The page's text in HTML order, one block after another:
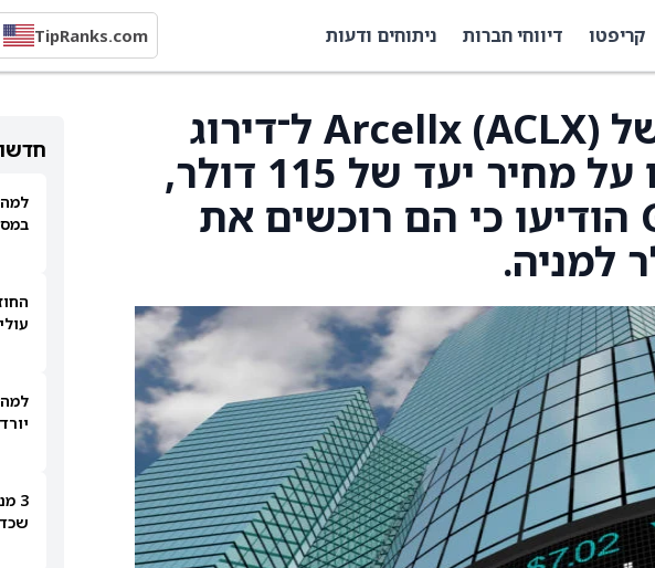
קריפטו דיווחי חברות ניתוחים ודעות TipRanks.com
Citi הורידו את דירוגה של Arcellx (ACLX) ל־דירוג
החזקה מ”קנייה” ושמרו על מחיר יעד של 115 דולר,
לאחר ש־Gilead (GILD) הודיעו כי הם רוכשים את